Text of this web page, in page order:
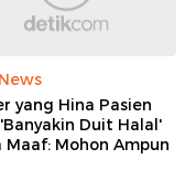
yang Hina Pasien
'Banyakin Duit Halal'
Maaf: Mohon Ampun